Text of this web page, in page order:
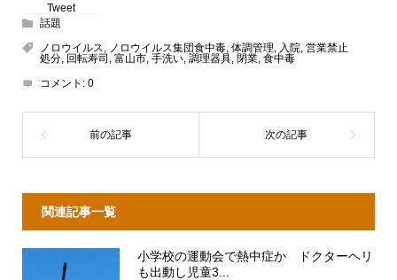
Tweet
話題
ノロウイルス, ノロウイルス集団食中毒, 体調管理, 入院, 営業禁止
処分, 回転寿司 , 富山市, 手洗い, 調理器具, 閉業, 食中毒
コメント: 0
関連記事一覧
小学校の運動会で熱中症か ドクターヘリ
も出動し児童3...